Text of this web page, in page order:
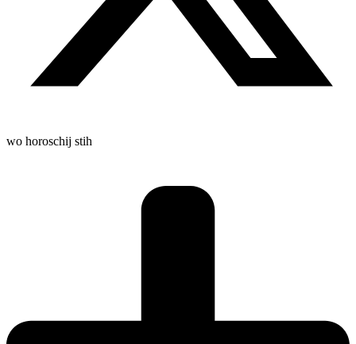
wo horoschij stih